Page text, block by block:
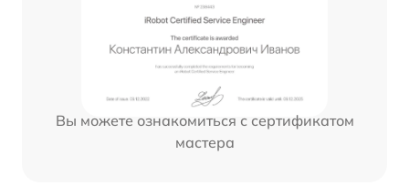
Вы можете ознакомиться с сертификатом
мастера